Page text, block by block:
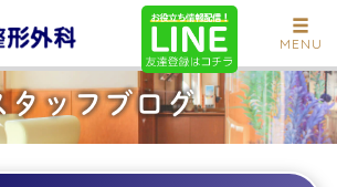
MENU
タッフブログ